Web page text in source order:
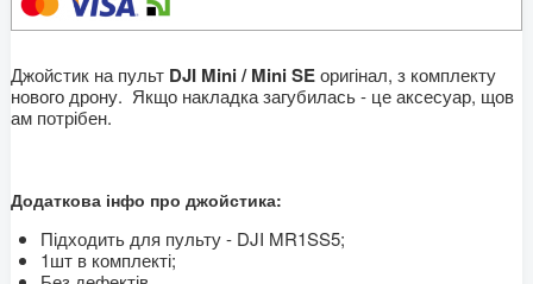
Джойстик на пульт DJI Mini / Mini SEоригінал, з комплекту
нового дрону. Якщо накладка загубилась - це аксесуар, щов
ам потрібен.
Додаткова інфо про джойстика:
Підходить для пульту - DJI MR1SS5;
1шт в комплекті;